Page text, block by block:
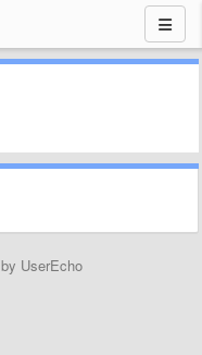
by UserEcho